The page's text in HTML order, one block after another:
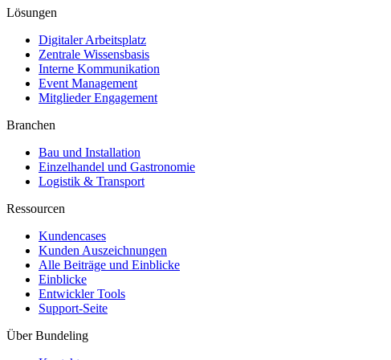
Lösungen
Digitaler Arbeitsplatz
Zentrale Wissensbasis
Interne Kommunikation
Event Management
Mitglieder Engagement
Branchen
Bau und Installation
Einzelhandel und Gastronomie
Logistik & Transport
Ressourcen
Kundencases​
Kunden Auszeichnungen
Alle Beiträge und Einblicke
Einblicke
Entwickler Tools
Support-Seite
Über Bundeling